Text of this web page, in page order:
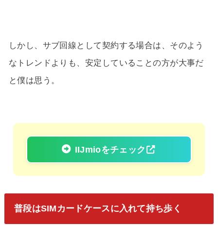
しかし、サブ回線として契約する場合は、そのよう
なトレンドよりも、安定していることの方が大事だ
と僕は思う。
IIJmioをチェック
普段はSIMカードケースに入れて持ち歩く